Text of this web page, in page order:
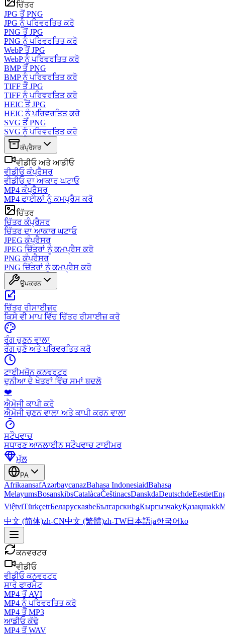
ਚਿੱਤਰ
JPG ਤੋਂ PNG
JPG ਨੂੰ ਪਰਿਵਰਤਿਤ ਕਰੋ
PNG ਤੋਂ JPG
PNG ਨੂੰ ਪਰਿਵਰਤਿਤ ਕਰੋ
WebP ਤੋਂ JPG
WebP ਨੂੰ ਪਰਿਵਰਤਿਤ ਕਰੋ
BMP ਤੋਂ PNG
BMP ਨੂੰ ਪਰਿਵਰਤਿਤ ਕਰੋ
TIFF ਤੋਂ JPG
TIFF ਨੂੰ ਪਰਿਵਰਤਿਤ ਕਰੋ
HEIC ਤੋਂ JPG
HEIC ਨੂੰ ਪਰਿਵਰਤਿਤ ਕਰੋ
SVG ਤੋਂ PNG
SVG ਨੂੰ ਪਰਿਵਰਤਿਤ ਕਰੋ
ਕੰਪ੍ਰੈਸਰ
ਵੀਡੀਓ ਅਤੇ ਆਡੀਓ
ਵੀਡੀਓ ਕੰਪ੍ਰੈਸਰ
ਵੀਡੀਓ ਦਾ ਆਕਾਰ ਘਟਾਓ
MP4 ਕੰਪ੍ਰੈਸਰ
MP4 ਫਾਈਲਾਂ ਨੂੰ ਕਮਪ੍ਰੈਸ ਕਰੋ
ਚਿੱਤਰ
ਚਿੱਤਰ ਕੰਪ੍ਰੈਸਰ
ਚਿੱਤਰ ਦਾ ਆਕਾਰ ਘਟਾਓ
JPEG ਕੰਪ੍ਰੈਸਰ
JPEG ਚਿੱਤਰਾਂ ਨੂੰ ਕਮਪ੍ਰੈਸ ਕਰੋ
PNG ਕੰਪ੍ਰੈਸਰ
PNG ਚਿੱਤਰਾਂ ਨੂੰ ਕਮਪ੍ਰੈਸ ਕਰੋ
ਉਪਕਰਨ
ਚਿੱਤਰ ਰੀਸਾਈਜ਼ਰ
ਕਿਸੇ ਵੀ ਮਾਪ ਵਿੱਚ ਚਿੱਤਰ ਰੀਸਾਈਜ਼ ਕਰੋ
ਰੰਗ ਚੁਣਨ ਵਾਲਾ
ਰੰਗ ਚੁਣੋ ਅਤੇ ਪਰਿਵਰਤਿਤ ਕਰੋ
ਟਾਈਮਜ਼ੋਨ ਕਨਵਰਟਰ
ਦੁਨੀਆ ਦੇ ਖੇਤਰਾਂ ਵਿੱਚ ਸਮਾਂ ਬਦਲੋ
❤️
ਐਮੋਜੀ ਕਾਪੀ ਕਰੋ
ਐਮੋਜੀ ਚੁਣਨ ਵਾਲਾ ਅਤੇ ਕਾਪੀ ਕਰਨ ਵਾਲਾ
ਸਟੌਪਵਾਚ
ਸਧਾਰਣ ਆਨਲਾਈਨ ਸਟੌਪਵਾਚ ਟਾਈਮਰ
ਮੁੱਲ
PA
AfrikaansafAzərbaycanazBahasa IndonesiaidBahasa
MelayumsBosanskibsCatalàcaČeštinacsDanskdaDeutschdeEestiet
ViệtviTürkçetrБеларускаяbeБългарскиbgКыргызчаkyҚазақшаkk
中文 (简体)zh-CN中文 (繁體)zh-TW日本語ja한국어ko
ਕਨਵਰਟਰ
ਵੀਡੀਓ
ਵੀਡੀਓ ਕਨਵਰਟਰ
ਸਾਰੇ ਫਾਰਮੈਟ
MP4 ਤੋਂ AVI
MP4 ਨੂੰ ਪਰਿਵਰਤਿਤ ਕਰੋ
MP4 ਤੋਂ MP3
ਆਡੀਓ ਕੱਢੋ
MP4 ਤੋਂ WAV